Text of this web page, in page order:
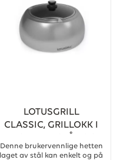
LOTUSGRILL
CLASSIC, GRILLOKK I
GLASS
Denne brukervennlige hetten
laget av stål kan enkelt og på